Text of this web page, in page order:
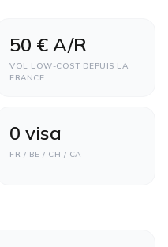
50 € A/R
VOL LOW-COST DEPUIS LA
FRANCE
0 visa
FR / BE / CH / CA